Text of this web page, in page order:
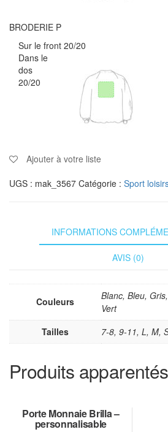
BRODERIE P
Sur le front 20/20
Dans le
dos
20/20
Ajouter à votre liste
UGS : mak_3567 Catégorie : Sport
INFORMATIONS
AVIS (0)
Couleurs
Blanc, Bleu,
Vert
Tailles
7-8, 9-11, L, M,
Produits apparentés
Porte Monnaie Brilla –
personnalisable